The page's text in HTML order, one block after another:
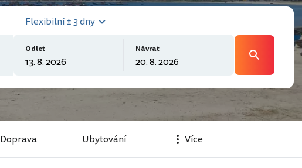
Flexibilní ± 3 dny
Odlet Návrat
Doprava Ubytování Více